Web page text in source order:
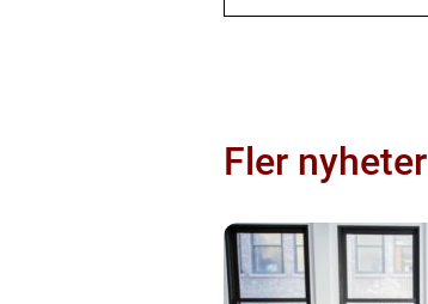
Fler nyheter